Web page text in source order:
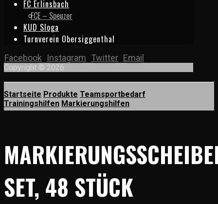
FC Erlinsbach
FCE – Speuzer
KUD Sloga
Turnverein Obersiggenthal
Facebook Instagram Twitter Email
Copyright © 2026
Startseite Produkte Teamsportbedarf
Trainingshilfen Markierungshilfen
SET, 48 STÜCK